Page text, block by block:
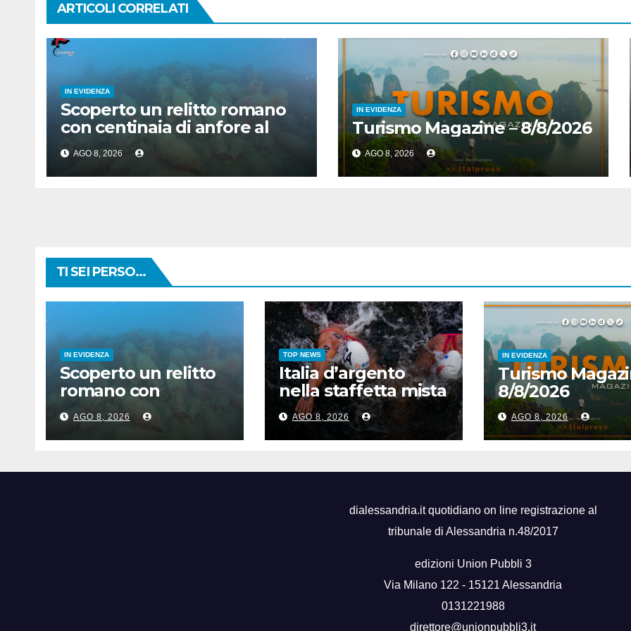
ARTICOLI CORRELATI
IN EVIDENZA
Scoperto un relitto romano
con centinaia di anfore al
largo di Mazara del Vallo
AGO 8, 2026
IN EVIDENZA
Turismo Magazine – 8/8/2026
AGO 8, 2026
TI SEI PERSO...
IN EVIDENZA
Scoperto un relitto
romano con
centinaia di anfore
al largo di Mazara
del Vallo
AGO 8, 2026
TOP NEWS
Italia d’argento
nella staffetta mista
agli Europei di
nuoto di fondo
AGO 8, 2026
IN EVIDENZA
Turismo
8/8/2026
AGO 8, 2026
dialessandria.it quotidiano on line registrazione al
tribunale di Alessandria n.48/2017
edizioni Union Pubbli 3
Via Milano 122 - 15121 Alessandria
0131221988
direttore@unionpubbli3.it